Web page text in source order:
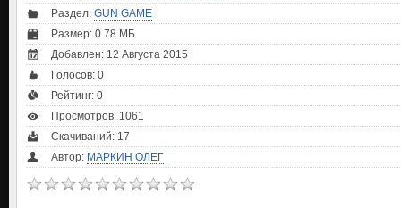
Раздел: GUN GAME
Размер: 0.78 МБ
Добавлен: 12 Августа 2015
Голосов: 0
Рейтинг: 0
Просмотров: 1061
Скачиваний: 17
Автор: МАРКИН ОЛЕГ